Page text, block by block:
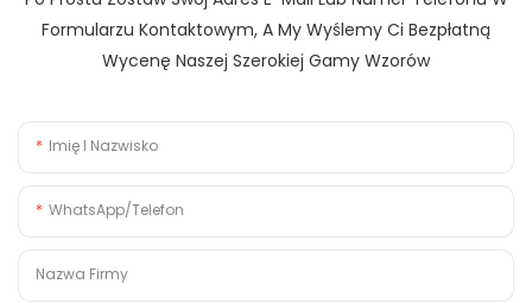
Formularzu Kontaktowym, A My Wyślemy Ci Bezpłatną
Wycenę Naszej Szerokiej Gamy Wzorów
Imię I Nazwisko
WhatsApp/telefon
Nazwa Firmy